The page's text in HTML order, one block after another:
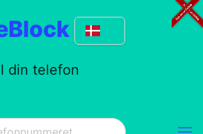
din telefon